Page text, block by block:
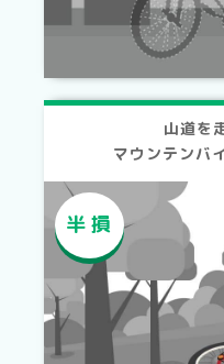
山道を
マウンテンバ
半損